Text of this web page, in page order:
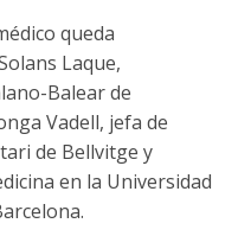
queda
Laque,
Balear de
Vadell, jefa de
de Bellvitge y
en la Universidad